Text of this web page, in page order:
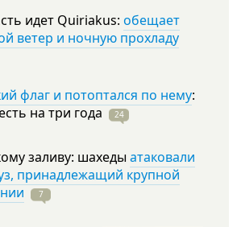
идет Quiriakus: обещает
ветер и ночную прохладу
флаг и потоптался по нему:
на три года 24
заливу: шахеды атаковали
принадлежащий крупной
7